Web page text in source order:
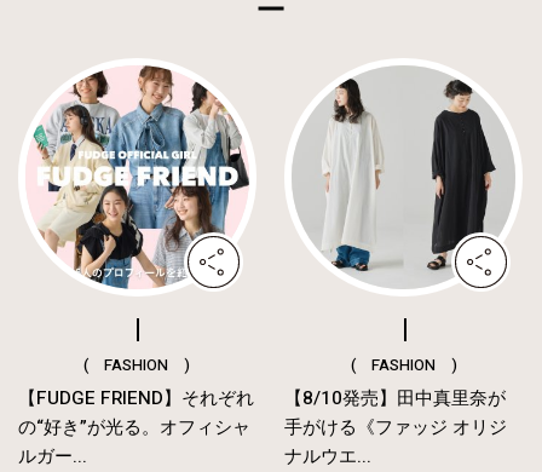
( FASHION )
【FUDGE FRIEND】それぞれ
の“好き”が光る。オフィシャ
ルガー...
( FASHION )
【8/10発売】田中真里奈が
手がける《ファッジ オリジ
ナルウエ...